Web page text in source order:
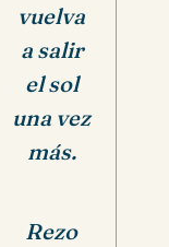
vuelva
a salir
el sol
una vez
más.
Rezo